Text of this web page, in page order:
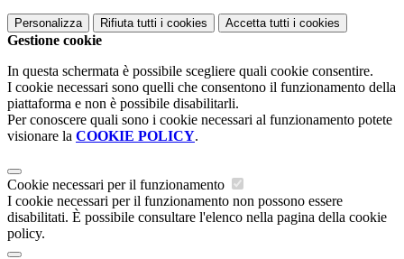
Personalizza Rifiuta tutti i cookies Accetta tutti i cookies
Gestione cookie
In questa schermata è possibile scegliere quali cookie consentire.
I cookie necessari sono quelli che consentono il funzionamento della
piattaforma e non è possibile disabilitarli.
Per conoscere quali sono i cookie necessari al funzionamento potete
visionare la COOKIE POLICY.
Cookie necessari per il funzionamento
I cookie necessari per il funzionamento non possono essere
disabilitati. È possibile consultare l'elenco nella pagina della cookie
policy.